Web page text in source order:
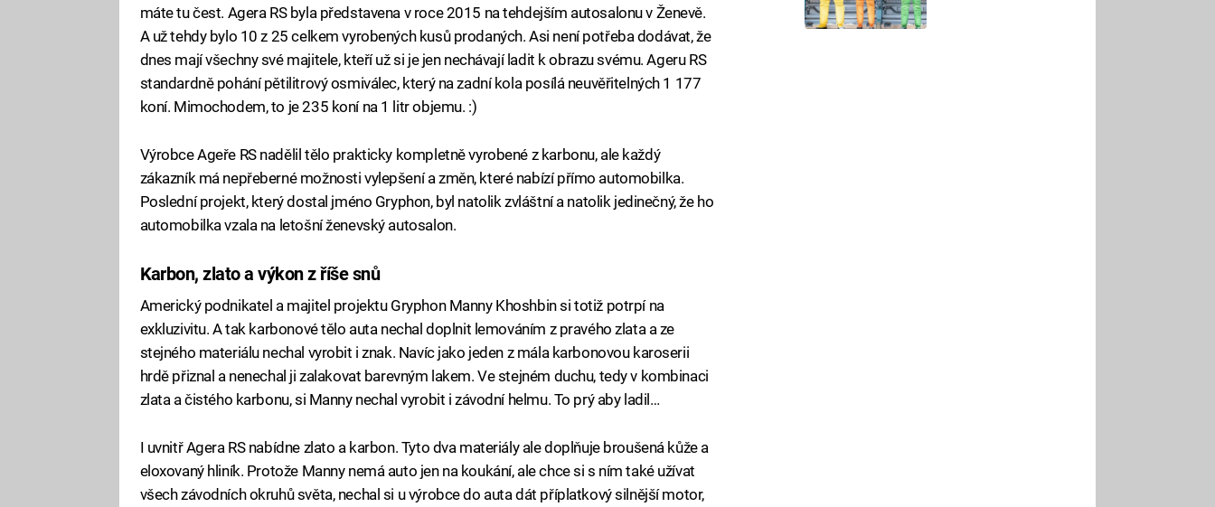
máte tu čest. Agera RS byla představena v roce 2015 na tehdejším autosalonu v Ženevě.
A už tehdy bylo 10 z 25 celkem vyrobených kusů prodaných. Asi není potřeba dodávat, že
dnes mají všechny své majitele, kteří už si je jen nechávají ladit k obrazu svému. Ageru RS
standardně pohání pětilitrový osmiválec, který na zadní kola posílá neuvěřitelných 1 177
koní. Mimochodem, to je 235 koní na 1 litr objemu. :)
Výrobce Ageře RS nadělil tělo prakticky kompletně vyrobené z karbonu, ale každý
zákazník má nepřeberné možnosti vylepšení a změn, které nabízí přímo automobilka.
Poslední projekt, který dostal jméno Gryphon, byl natolik zvláštní a natolik jedinečný, že ho
automobilka vzala na letošní ženevský autosalon.
Karbon, zlato a výkon z říše snů
Americký podnikatel a majitel projektu Gryphon Manny Khoshbin si totiž potrpí na
exkluzivitu. A tak karbonové tělo auta nechal doplnit lemováním z pravého zlata a ze
stejného materiálu nechal vyrobit i znak. Navíc jako jeden z mála karbonovou karoserii
hrdě přiznal a nenechal ji zalakovat barevným lakem. Ve stejném duchu, tedy v kombinaci
zlata a čistého karbonu, si Manny nechal vyrobit i závodní helmu. To prý aby ladil…
I uvnitř Agera RS nabídne zlato a karbon. Tyto dva materiály ale doplňuje broušená kůže a
eloxovaný hliník. Protože Manny nemá auto jen na koukání, ale chce si s ním také užívat
všech závodních okruhů světa, nechal si u výrobce do auta dát příplatkový silnější motor,